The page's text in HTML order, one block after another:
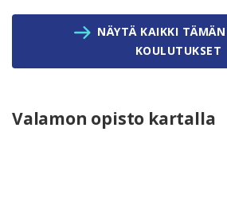
NÄYTÄ KAIKKI
KOULUTUKSET
Valamon opisto kartalla